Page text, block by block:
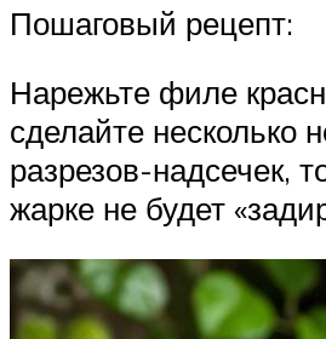
Пошаговый рецепт:
Нарежьте филе
сделайте несколько
разрезов-надсечек,
жарке не будет